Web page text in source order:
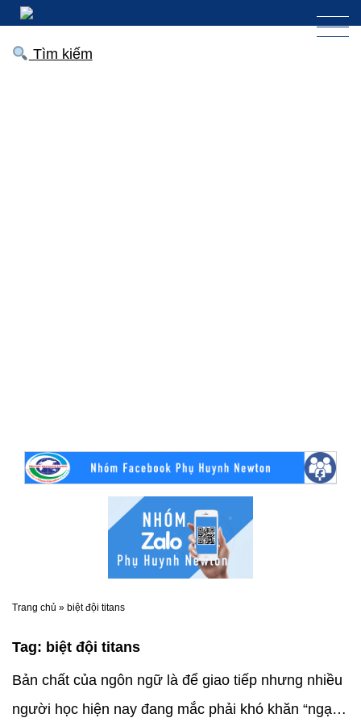
Tìm kiếm
Trang chủ » biệt đội titans
Tag: biệt đội titans
Bản chất của ngôn ngữ là để giao tiếp nhưng nhiều
người học hiện nay đang mắc phải khó khăn “ngại